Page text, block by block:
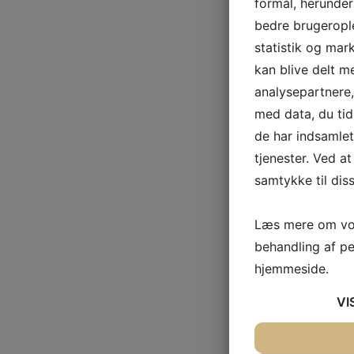
formål,
bedre
statistik og
kan blive delt
med data, du
de har
tjenester. Ved
samtykke til
Læs mere om
behandling af
hjemmeside.